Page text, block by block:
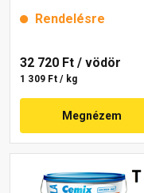
Rendelésre
32 720 Ft / vödör
1 309 Ft / kg
Megnézem